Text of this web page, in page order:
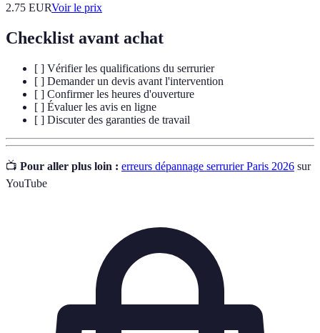
2.75 EURVoir le prix
Checklist avant achat
[ ] Vérifier les qualifications du serrurier
[ ] Demander un devis avant l'intervention
[ ] Confirmer les heures d'ouverture
[ ] Évaluer les avis en ligne
[ ] Discuter des garanties de travail
📺 Pour aller plus loin : erreurs dépannage serrurier Paris 2026 sur
YouTube